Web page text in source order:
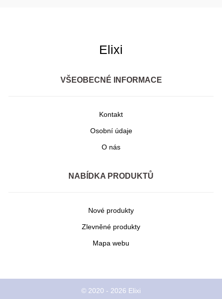
Elixi
VŠEOBECNÉ INFORMACE
Kontakt
Osobní údaje
O nás
NABÍDKA PRODUKTŮ
Nové produkty
Zlevněné produkty
Mapa webu
© 2020 - 2026 Elixi